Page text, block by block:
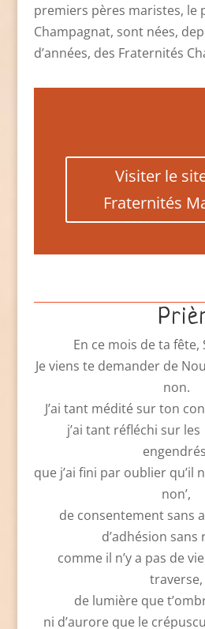
premiers pères maristes, le
Champagnat, sont nées,
d’années, des Fraternités
Visiter le
Fraternités
En ce mois de ta fête,
Je viens te demander de
non.
J’ai tant médité sur ton
j’ai tant réfléchi sur
que j’ai fini par oublier qu’il
non’,
de consentement sans
d’adhésion
comme il n’y a pas de
traverse,
de lumière que
ni d’aurore que le